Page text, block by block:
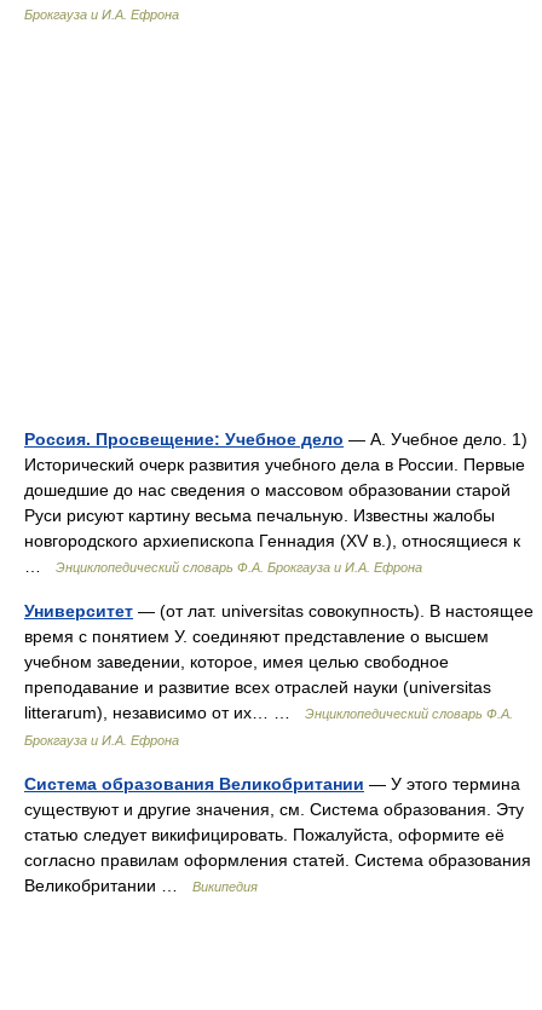
Брокгауза и И.А. Ефрона
Россия. Просвещение: Учебное дело — А. Учебное дело. 1)
Исторический очерк развития учебного дела в России. Первые
дошедшие до нас сведения о массовом образовании старой
Руси рисуют картину весьма печальную. Известны жалобы
новгородского архиепископа Геннадия (XV в.), относящиеся к
Энциклопедический словарь Ф.А. Брокгауза и И.А. Ефрона
Университет — (от лат. universitas совокупность). В настоящее
время с понятием У. соединяют представление о высшем
учебном заведении, которое, имея целью свободное
преподавание и развитие всех отраслей науки (universitas
litterarum), независимо от их… …
Энциклопедический словарь Ф.А.
Брокгауза и И.А. Ефрона
Система образования Великобритании — У этого термина
существуют и другие значения, см. Система образования. Эту
статью следует викифицировать. Пожалуйста, оформите её
согласно правилам оформления статей. Система образования
Великобритании …
Википедия